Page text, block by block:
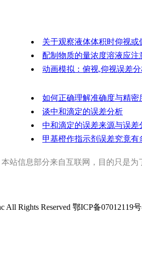
关于观察液体体积时仰视
配制物质的量浓度溶液应注
动画模拟：俯视,仰视误差
如何正确理解准确度与精密
谈中和滴定的误差分析
中和滴定的误差来源与误差
甲基橙作指示剂误差究竟有
站信息部分来自互联网，目的只是
All Rights Reserved 鄂ICP备07012119号